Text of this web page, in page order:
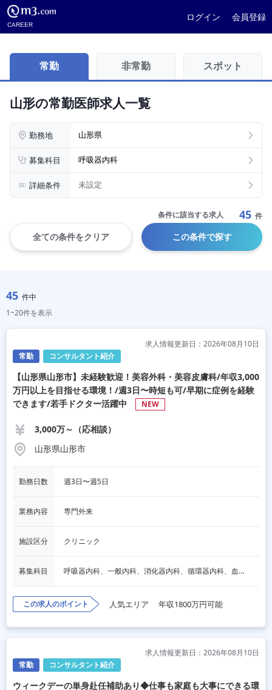
CAREER
ログイン 会員登録
常勤 非常勤 スポット
山形の常勤医師求人一覧
勤務地 山形県
募集科目 呼吸器内科
詳細条件 未設定
条件に該当する求人 45 件
全ての条件をクリア この条件で探す
45 件中
1~20件を表示
常勤 コンサルタント紹介
求人情報更新日：2026年08月10日
【山形県山形市】未経験歓迎！美容外科・美容皮膚科/年収3,000
万円以上を目指せる環境！/週3日〜時短も可/早期に症例を経験
できます/若手ドクター活躍中
NEW
3,000万～（応相談）
山形県山形市
勤務日数 週3日〜週5日
業務内容 専門外来
施設区分 クリニック
募集科目 呼吸器内科、一般内科、消化器内科、循環器内科、血液内科、心療内科、脳神経内科、内分泌内科、老人内科、一般外科、消化器外科、心臓外科、呼吸器外科、脳神経外科、整形外科、形成外科、リハビリテーション科、小児科、産婦人科、婦人科、精神科、眼科、耳鼻咽喉科、皮膚科、泌尿器科、放射線科、人工透析、麻酔科、美容外科、人間ドック・検診、その他
この求人のポイント 人気エリア 年収1800万円可能
常勤 コンサルタント紹介
求人情報更新日：2026年08月10日
ウィークデーの単身赴任補助あり◆仕事も家庭も大事にできる環